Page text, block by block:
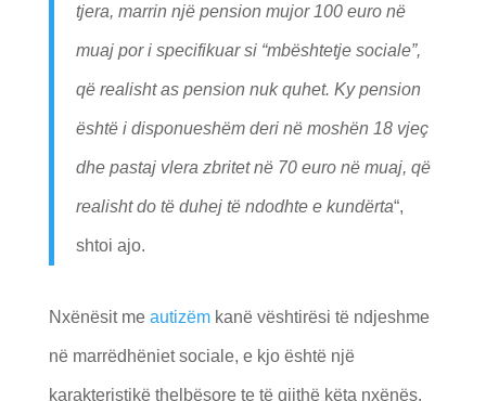
tjera, marrin një pension mujor 100 euro në
muaj por i specifikuar si “mbështetje sociale”,
që realisht as pension nuk quhet. Ky pension
është i disponueshëm deri në moshën 18 vjeç
dhe pastaj vlera zbritet në 70 euro në muaj, që
realisht do të duhej të ndodhte e kundërta“,
shtoi ajo.
Nxënësit me autizëmkanë vështirësi të ndjeshme
në marrëdhëniet sociale, e kjo është një
karakteristikë thelbësore te të gjithë këta nxënës.